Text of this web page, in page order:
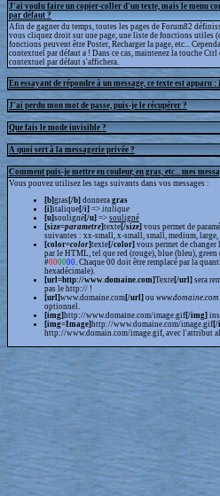
J'ai voulu faire un copier-coller d'un texte, mais le menu
par défaut ?
Afin de gagner du temps, toutes les pages de Forum82
vous cliquez droit sur une page, une liste de fonctions utiles
fonctions peuvent être Poster, Recharger la page, etc...
contextuel par défaut a ! Dans ce cas, maintenez la touche
contextuel par défaut s'affichera.
En essayant de répondre à un message, ce texte est apparu :
J'ai perdu mon mot de passe, puis-je le récupérer ?
Que fais le mode invisible ?
A quoi sert à la messagerie privée ?
Comment puis-je mettre en couleur, en gras, etc... mes
Vous pouvez utilisez les tags suivants dans vos messages :
[b]gras[/b] donnera gras
[i]italique[/i] => italique
[u]souligné[/u] => souligné
[size=parametre]texte[/size] vous permet de
suivantes : xx-small, x-small, small, medium, large,
[color=color]texte[/color] vous permet de changer
par le HTML, tel que red (rouge), blue (bleu),
#000000 . Chaque 00 doit être remplacé par la
hexadécimale).
[url=http://www.domaine.com]Texte[/url] sera
pas le http:// !
[url]www.domaine.com[/url] ou www.domaine.com
optionnel.
[img]http://www.domaine.com/image.gif[/img]
[img=Image]http://www.domaine.com/image.gif[/
http://www.domain.com/image.gif, avec l'attribut